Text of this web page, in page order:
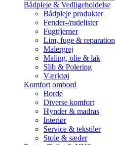
Bådpleje & Vedligeholdelse
Bådpleje produkter
Fender-/rudelister
Fugtfjerner
Lim, fuge & reparation
Malergrej
Maling, olie & lak
Slib & Polering
Værktøj
Komfort ombord
Borde
Diverse komfort
Hynder & madras
Interiør
Service & tekstiler
Stole & sæder